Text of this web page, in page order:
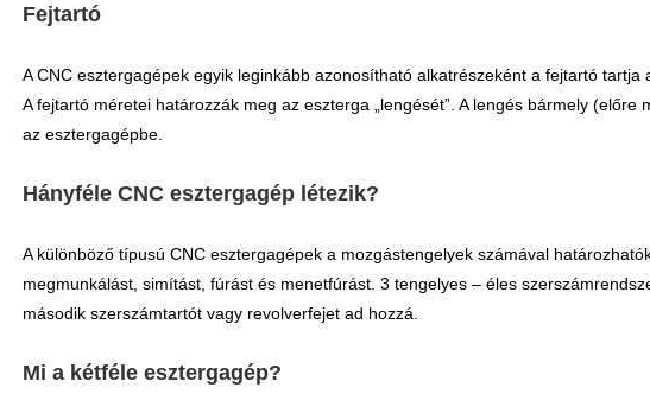
Fejtartó
A CNC esztergagépek egyik leginkább azonosítható alkatrészeként a fejtartó
A fejtartó méretei határozzák meg az eszterga „lengését”. A lengés bármely
az esztergagépbe.
Hányféle CNC esztergagép létezik?
A különböző típusú CNC esztergagépek a mozgástengelyek számával
megmunkálást, simítást, fúrást és menetfúrást. 3 tengelyes – éles
második szerszámtartót vagy revolverfejet ad hozzá.
Mi a kétféle esztergagép?